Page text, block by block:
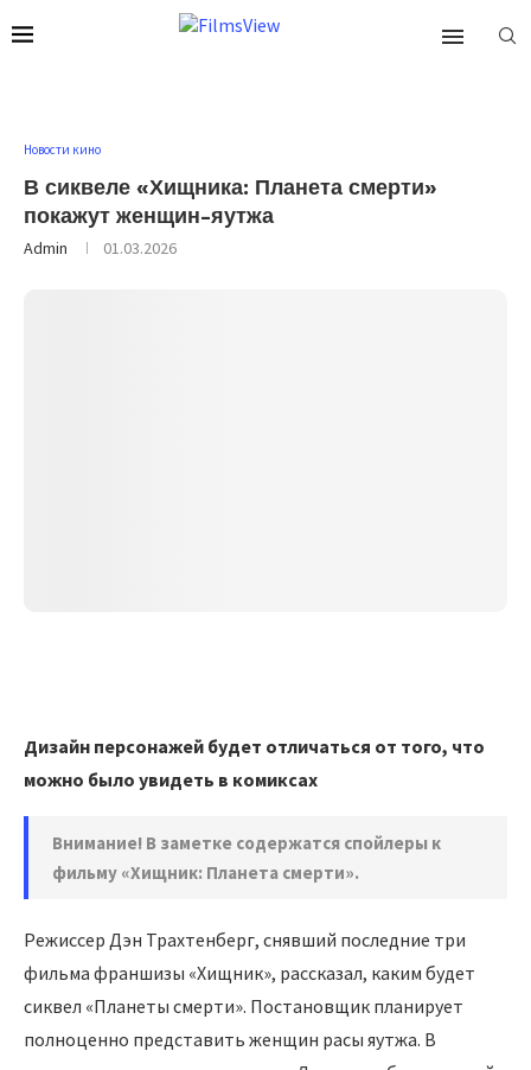
Новости кино
В сиквеле «Хищника: Планета смерти»
покажут женщин-яутжа
Admin 01.03.2026
Дизайн персонажей будет отличаться от того, что
можно было увидеть в комиксах
Внимание! В заметке содержатся спойлеры к
фильму «Хищник: Планета смерти».
Режиссер Дэн Трахтенберг, снявший последние три
фильма франшизы «Хищник», рассказал, каким будет
сиквел «Планеты смерти». Постановщик планирует
полноценно представить женщин расы яутжа. В